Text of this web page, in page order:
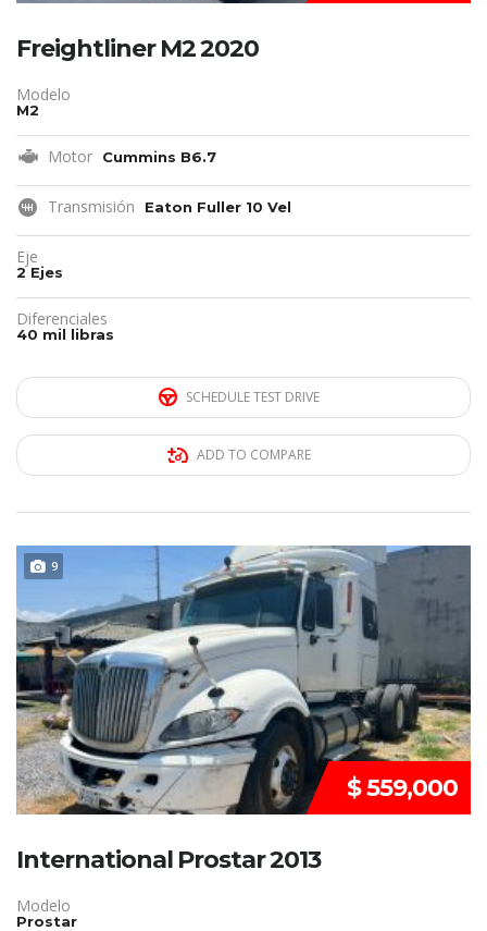
Freightliner M2 2020
Modelo
M2
Motor Cummins B6.7
Transmisión Eaton Fuller 10 Vel
Eje
2 Ejes
Diferenciales
40 mil libras
SCHEDULE TEST DRIVE
ADD TO COMPARE
9 REMATE!!!
$ 559,000
International Prostar 2013
Modelo
Prostar